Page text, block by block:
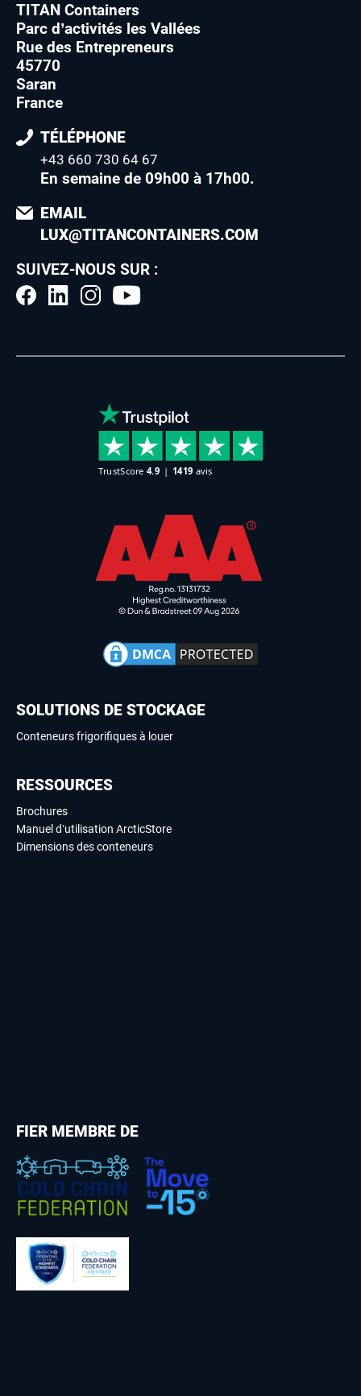
TITAN Containers
Parc d’activités les Vallées
Rue des Entrepreneurs
45770
Saran
France
TÉLÉPHONE
+43 660 730 64 67
En semaine de 09h00 à 17h00.
EMAIL
LUX@TITANCONTAINERS.COM
SUIVEZ-NOUS SUR :
SOLUTIONS DE STOCKAGE
Conteneurs frigorifiques à louer
RESSOURCES
Brochures
Manuel d’utilisation ArcticStore
Dimensions des conteneurs
FIER MEMBRE DE